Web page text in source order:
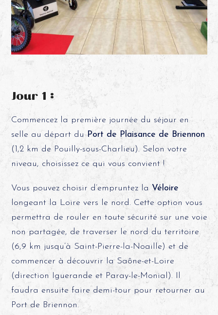
Jour 1 :
Commencez la première journée du séjour en
selle au départ duPort de Plaisance de Briennon
(1,2 km de Pouilly-sous-Charlieu). Selon votre
niveau, choisissez ce qui vous convient !
Vous pouvez choisir d’empruntez la Véloire
longeant la Loire vers le nord. Cette option vous
permettra de rouler en toute sécurité sur une voie
non partagée, de traverser le nord du territoire
(6,9 km jusqu’à Saint-Pierre-la-Noaille) et de
commencer à découvrir la Saône-et-Loire
(direction Iguerande et Paray-le-Monial). Il
faudra ensuite faire demi-tour pour retourner au
Port de Briennon.